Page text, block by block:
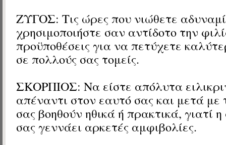
ΖΥΓΟΣ: Τις ώρες που νιώθετε
χρησιμοποιήστε σαν αντίδοτο την
προϋποθέσεις για να πετύχετε
σε πολλούς σας τομείς.
ΣΚΟΡΠΙΟΣ: Να είστε απόλυτα
απέναντι στον εαυτό σας και μετά
σας βοηθούν ηθικά ή πρακτικά, γιατί
σας γεννάει αρκετές αμφιβολίες.